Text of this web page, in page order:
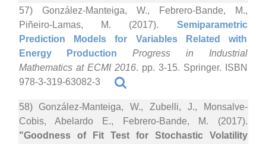
57) González-Manteiga, W., Febrero-Bande, M.,
Piñeiro-Lamas, M. (2017). Semiparametric
Prediction Models for Variables Related with
Energy Production Progress in Industrial
Mathematics at ECMI 2016. pp. 3-15. Springer. ISBN
978-3-319-63082-3
58) González-Manteiga, W., Zubelli, J., Monsalve-
Cobis, Abelardo E., Febrero-Bande, M. (2017).
"Goodness of Fit Test for Stochastic Volatility